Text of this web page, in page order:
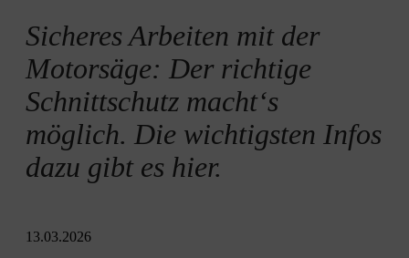
Sicheres Arbeiten mit der
Motorsäge: Der richtige
Schnittschutz macht‘s
möglich. Die wichtigsten Infos
dazu gibt es hier.
13.03.2026